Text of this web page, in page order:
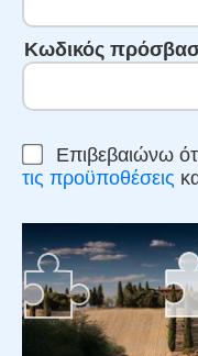
Κωδικός
Επιβεβαιώνω
τις προϋποθέσεις